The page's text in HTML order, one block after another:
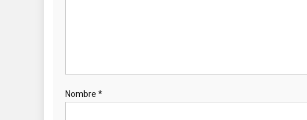
Nombre *